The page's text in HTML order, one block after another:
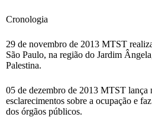
Cronologia
29 de novembro de 2013 MTST
São Paulo, na região do Jardim
Palestina.
05 de dezembro de 2013 MTST lança
esclarecimentos sobre a ocupação e
dos órgãos públicos.